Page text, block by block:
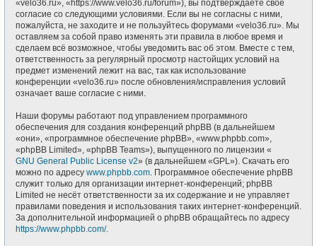
«velo36.ru», «https://www.velo36.ru/forum»), вы подтверждаете своё
согласие со следующими условиями. Если вы не согласны с ними,
пожалуйста, не заходите и не пользуйтесь форумами «velo36.ru». Мы
оставляем за собой право изменять эти правила в любое время и
сделаем всё возможное, чтобы уведомить вас об этом. Вместе с тем,
ответственность за регулярный просмотр настойщих условий на
предмет изменений лежит на вас, так как использование
конференции «velo36.ru» после обновления/исправления условий
означает ваше согласие с ними.
Наши форумы работают под управлением программного
обеспечения для создания конференций phpBB (в дальнейшем
«они», «программное обеспечение phpBB», «www.phpbb.com»,
«phpBB Limited», «phpBB Teams»), выпущенного по лицензии «
GNU General Public License v2» (в дальнейшем «GPL»). Скачать его
можно по адресу www.phpbb.com. Программное обеспечение phpBB
служит только для организации интернет-конференций; phpBB
Limited не несёт ответственности за их содержание и не управляет
правилами поведения и использования таких интернет-конференций.
За дополнительной информацией о phpBB обращайтесь по адресу
https://www.phpbb.com/.